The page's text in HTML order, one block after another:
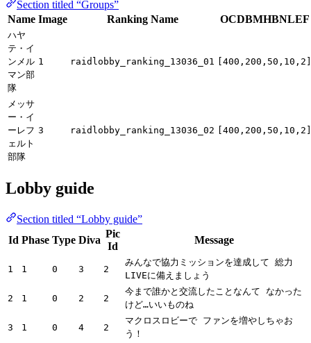
Section titled “Groups”
Name Image Ranking Name OCDBMHBNLEF
ハヤ
テ・イ
ンメル
マン部
隊
1 raidlobby_ranking_13036_01 [400,200,50,10,2]
メッサ
ー・イ
ーレフ
ェルト
部隊
3 raidlobby_ranking_13036_02 [400,200,50,10,2]
Lobby guide
Section titled “Lobby guide”
Id Phase Type Diva
Pic
Id
Message
1 1 0 3 2
みんなで協力ミッションを達成して 総力
LIVEに備えましょう
2 1 0 2 2
今まで誰かと交流したことなんて なかった
けど…いいものね
3 1 0 4 2
マクロスロビーで ファンを増やしちゃお
う！